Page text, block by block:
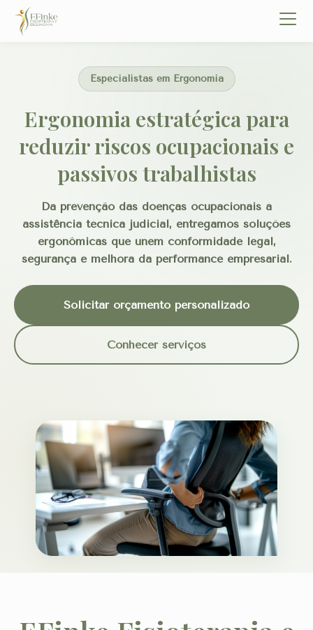
Início
Sobre
Forense
Ergonomia
Eliete Finke
FAQ
Contato
Solicitar orçamento
Especialistas em Ergonomia
Ergonomia estratégica para
reduzir riscos ocupacionais e
passivos trabalhistas
Da prevenção das doenças ocupacionais à
assistência técnica judicial, entregamos soluções
ergonômicas que unem conformidade legal,
segurança e melhora da performance empresarial.
Solicitar orçamento personalizado
Conhecer serviços